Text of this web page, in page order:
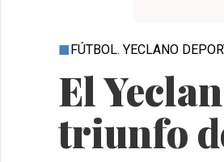
El
triunfo
FÚTBOL. YECLANO